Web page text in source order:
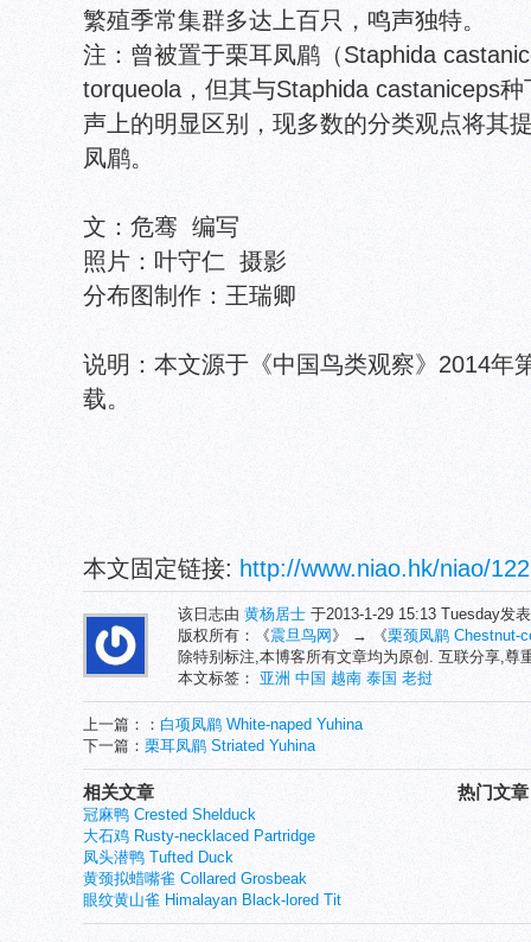
繁殖季常集群多达上百只，鸣声独特。
注：曾被置于栗耳凤鹛（Staphida
torqueola，但其与Staphida castaniceps
声上的明显区别，现多数的分类观点将其
凤鹛。
文：危骞 编写
照片：叶守仁 摄影
分布图制作：王瑞卿
说明：本文源于《中国鸟类观察》2014年
载。
本文固定链接: http://www.niao.hk/niao/
该日志由 黄杨居士 于2013-1-29 15:13 Tuesday发
版权所有：《震旦鸟网 》 → 《栗颈凤鹛 Chestnut-
除特别标注,本博客所有文章均为原创. 互联分享,尊
本文标签： 亚洲 中国 越南 泰国 老挝
上一篇：： 白项凤鹛 White-naped Yuhina
下一篇： 栗耳凤鹛 Striated Yuhina
热门文章
相关文章
冠麻鸭 Crested Shelduck
大石鸡 Rusty-necklaced Partridge
凤头潜鸭 Tufted Duck
黄颈拟蜡嘴雀 Collared Grosbeak
眼纹黄山雀 Himalayan Black-lored Tit